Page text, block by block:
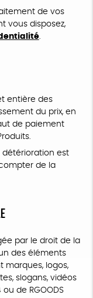
de vos
vous disposez,
.
entière des
du prix, en
de paiement
détérioration est
de la
par le droit de la
des éléments
logos,
slogans, vidéos
de RGOODS